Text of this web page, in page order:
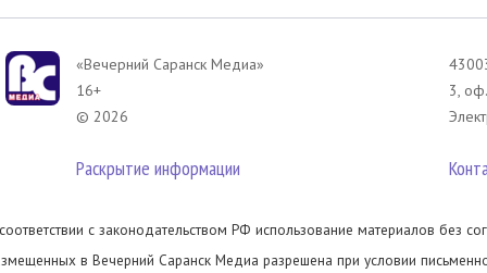
«Вечерний Саранск Mедиа»
16+
© 2026
Раскрытие информации
3,
с законодательством РФ использование материалов без
в Вечерний Саранск Медиа разрешена при условии